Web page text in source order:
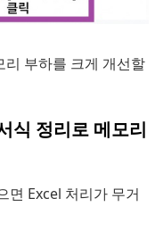
부하를 크게 개선할
식 정리로 메모리
면 Excel 처리가 무거